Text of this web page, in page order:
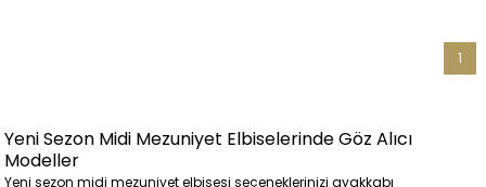
1
Yeni Sezon Midi Mezuniyet Elbiselerinde Göz Alıcı
Modeller
Yeni sezon midi mezuniyet elbisesi seçeneklerinizi ayakkabı